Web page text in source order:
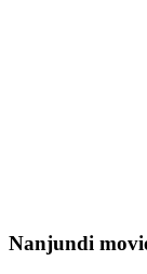
Nanjundi